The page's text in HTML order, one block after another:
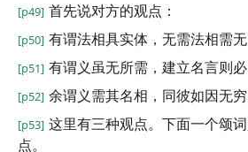
[p49] 首先说对方的观点：
[p50] 有谓法相具实体，无需法相需无
[p51] 有谓义虽无所需，建立名言则必
[p52] 余谓义需其名相，同彼如因无穷
[p53] 这里有三种观点。下面一个颂
点。